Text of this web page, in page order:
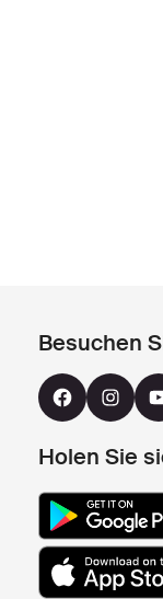
Besuchen
Holen Sie